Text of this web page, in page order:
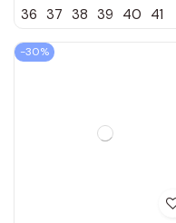
N1068 bordo
36 37 38 39 40 41
-30%